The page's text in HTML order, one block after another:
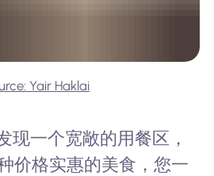
Yair Haklai
现一个宽敞的用餐区，
价格实惠的美食，您一